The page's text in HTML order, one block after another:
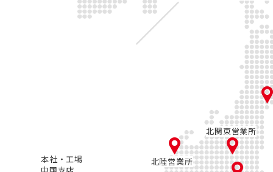
北関東営業所
北陸営業所
本社・工場